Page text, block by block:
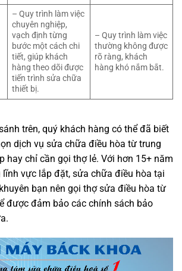
– Quy trình làm việc
chuyên nghiệp,
vạch định từng
bước một cách chi
tiết, giúp khách
hàng theo dõi được
tiến trình sửa chữa
thiết bị.
– Quy trình làm việc
thường không được
rõ ràng, khách
hàng khó nắm bắt.
trên, quý khách hàng có thể đã biết
dịch vụ sửa chữa điều hòa từ trung
hay chỉ cần gọi thợ lẻ. Với hơn 15+ năm
lĩnh vực lắp đặt, sửa chữa điều hòa tại
bạn nên gọi thợ sửa điều hòa từ
được đảm bảo các chính sách bảo